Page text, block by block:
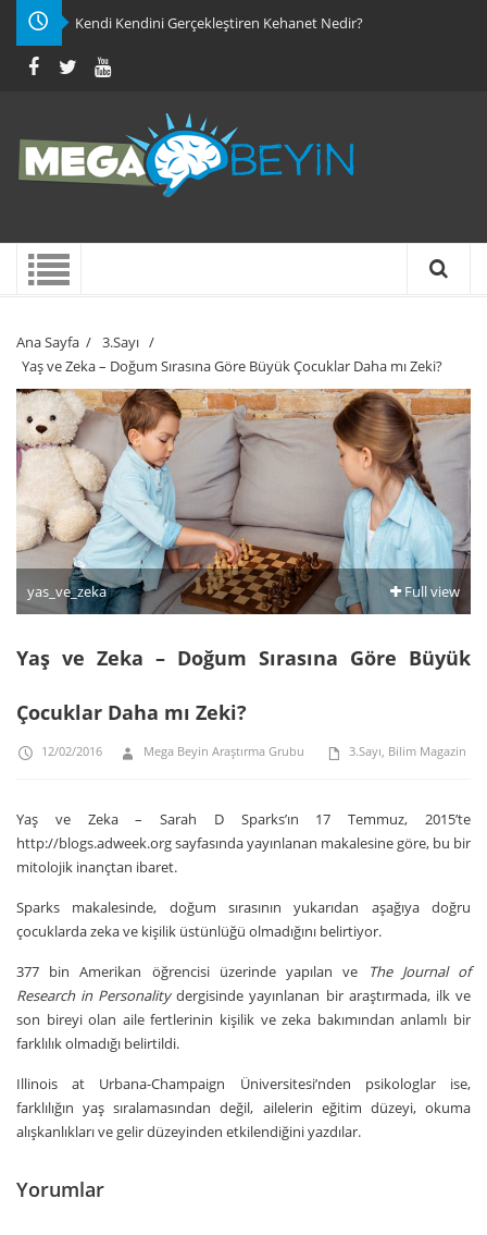
Kendi Kendini Gerçekleştiren Kehanet Nedir?
Ana Sayfa / 3.Sayı /
Yaş ve Zeka – Doğum Sırasına Göre Büyük Çocuklar Daha mı Zeki?
yas_ve_zeka Full view
Yaş ve Zeka – Doğum Sırasına Göre Büyük
Çocuklar Daha mı Zeki?
12/02/2016 Mega Beyin Araştırma Grubu 3.Sayı Bilim Magazin
Yaş ve Zeka – Sarah D Sparks’ın 17 Temmuz, 2015’te
http://blogs.adweek.org sayfasında yayınlanan makalesine göre, bu bir
mitolojik inançtan ibaret.
Sparks makalesinde, doğum sırasının yukarıdan aşağıya doğru
çocuklarda zeka ve kişilik üstünlüğü olmadığını belirtiyor.
377 bin Amerikan öğrencisi üzerinde yapılan ve The Journal of
Research in Personalitydergisinde yayınlanan bir araştırmada, ilk ve
son bireyi olan aile fertlerinin kişilik ve zeka bakımından anlamlı bir
farklılık olmadığı belirtildi.
Illinois at Urbana-Champaign Üniversitesi’nden psikologlar ise,
farklılığın yaş sıralamasından değil, ailelerin eğitim düzeyi, okuma
alışkanlıkları ve gelir düzeyinden etkilendiğini yazdılar.
Yorumlar